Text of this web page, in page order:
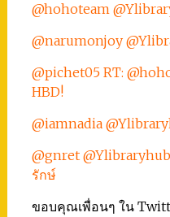
@hohoteam
@narumonjoy
@pichet05 RT:
HBD!
@iamnadia
@gnret
รักษ์
ขอบคุณเพื่อนๆ ใน